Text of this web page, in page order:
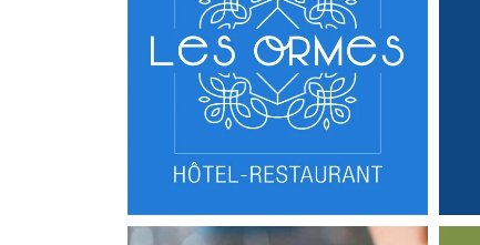
SITES INTERNET
Hôtel Restaurant Les
Ormes